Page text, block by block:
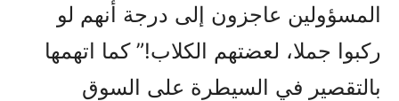
المسؤولين عاجزون إلى درجة أنهم لو
ركبوا جملا، لعضتهم الكلاب!” كما اتهمها
بالتقصير في السيطرة على السوق